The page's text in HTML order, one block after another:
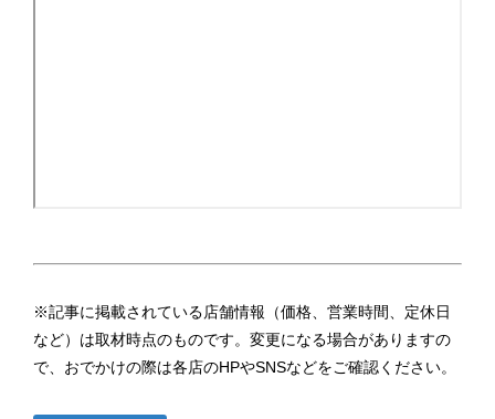
※記事に掲載されている店舗情報（価格、営業時間、定休日
など）は取材時点のものです。変更になる場合がありますの
で、おでかけの際は各店のHPやSNSなどをご確認ください。